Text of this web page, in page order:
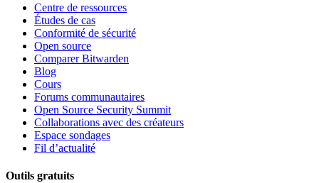
Centre de ressources
Études de cas
Conformité de sécurité
Open source
Comparer Bitwarden
Blog
Cours
Forums communautaires
Open Source Security Summit
Collaborations avec des créateurs
Espace sondages
Fil d’actualité
Outils gratuits